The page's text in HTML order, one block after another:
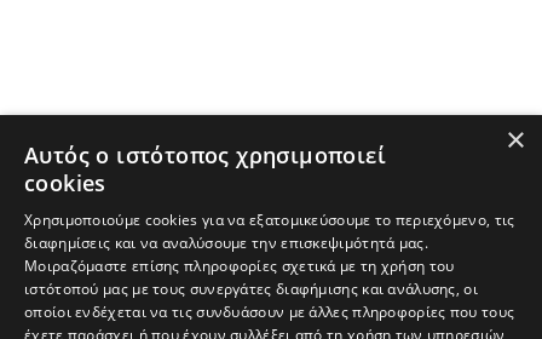
×
Αυτός ο ιστότοπος χρησιμοποιεί
cookies
Χρησιμοποιούμε cookies για να εξατομικεύσουμε το περιεχόμενο, τις
διαφημίσεις και να αναλύσουμε την επισκεψιμότητά μας.
Μοιραζόμαστε επίσης πληροφορίες σχετικά με τη χρήση του
ιστότοπού μας με τους συνεργάτες διαφήμισης και ανάλυσης, οι
οποίοι ενδέχεται να τις συνδυάσουν με άλλες πληροφορίες που τους
έχετε παράσχει ή που έχουν συλλέξει από τη χρήση των υπηρεσιών